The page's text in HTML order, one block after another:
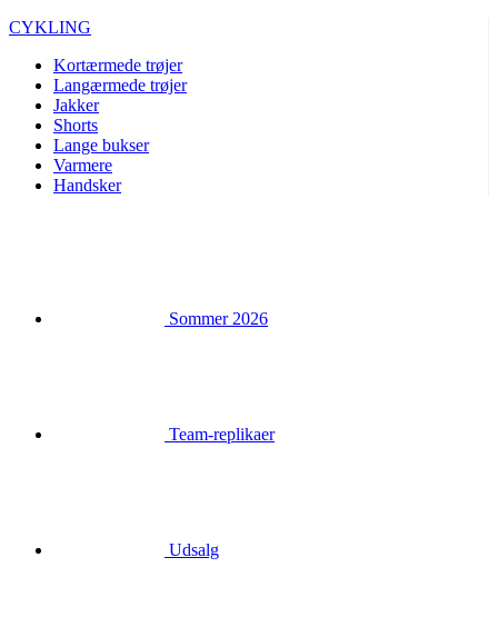
CYKLING
Kortærmede trøjer
Langærmede trøjer
Jakker
Shorts
Lange bukser
Varmere
Handsker